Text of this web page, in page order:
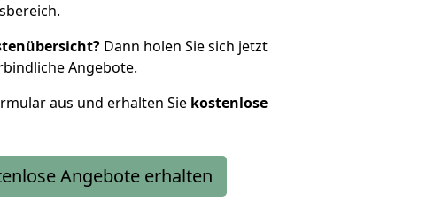
Dann holen Sie sich jetzt
Angebote.
aus und erhalten Sie kostenlose
Angebote erhalten